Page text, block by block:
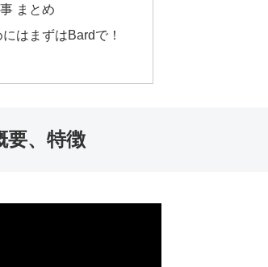
まとめ
はまずはBardで！
要、特徴